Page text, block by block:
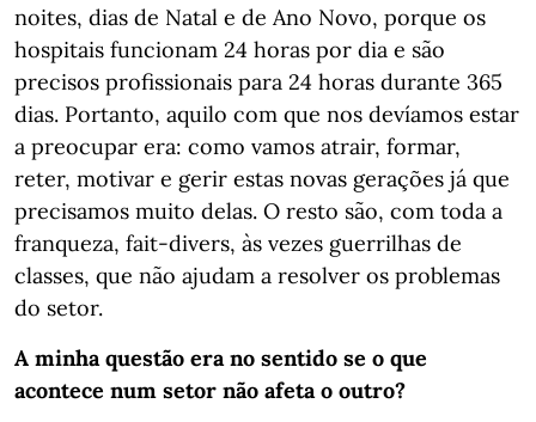
noites, dias de Natal e de Ano Novo, porque os
hospitais funcionam 24 horas por dia e são
precisos profissionais para 24 horas durante 365
dias. Portanto, aquilo com que nos devíamos estar
a preocupar era: como vamos atrair, formar,
reter, motivar e gerir estas novas gerações já que
precisamos muito delas. O resto são, com toda a
franqueza, fait-divers, às vezes guerrilhas de
classes, que não ajudam a resolver os problemas
do setor.
A minha questão era no sentido se o que
acontece num setor não afeta o outro?